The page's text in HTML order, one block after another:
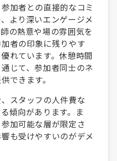
加者との直接的なコミ
より深いエンゲージメ
の熱意や場の雰囲気を
者の印象に残りやす
れています。休憩時間
じて、参加者同士のネ
できます。
スタッフの人件費な
傾向があります。ま
加可能な層が限定さ
も受けやすいのがデメ